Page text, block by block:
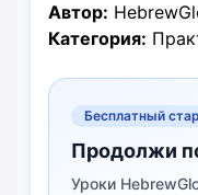
Автор:
Категория:
Бесплатный
Продолжи
Уроки